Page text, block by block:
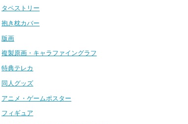
タペストリー
抱き枕カバー
版画
複製原画・キャラファイングラフ
特典テレカ
同人グッズ
アニメ・ゲームポスター
フィギュア